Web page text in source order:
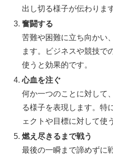
出し切る様子が伝わりま
奮闘する
苦難や困難に立ち向かい
ます。ビジネスや競技で
使うと効果的です。
心血を注ぐ
何か一つのことに対して
る様子を表現します。特
ェクトや目標に対して使
燃え尽きるまで戦う
最後の一瞬まで諦めずに